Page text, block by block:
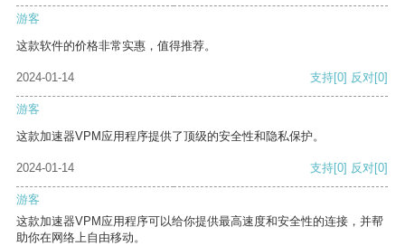
游客
这款软件的价格非常实惠，值得推荐。
2024-01-14 支持[0] 反对[0]
游客
这款加速器VPM应用程序提供了顶级的安全性和隐私保护。
2024-01-14 支持[0] 反对[0]
游客
这款加速器VPM应用程序可以给你提供最高速度和安全性的连接，并帮
助你在网络上自由移动。